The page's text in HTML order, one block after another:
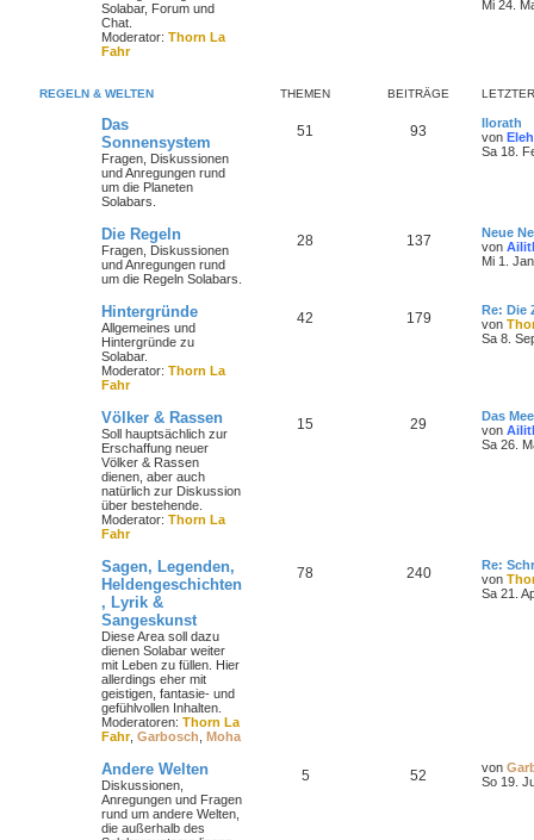
Solabar, Forum und
Chat.
Moderator: Thorn La
Fahr
Mi 24.
REGELN & WELTEN THEMEN BEITRÄGE
Das
Sonnensystem
Fragen, Diskussionen
und Anregungen rund
um die Planeten
Solabars.
51 93
Ilorath
von
Sa 18.
Die Regeln
Fragen, Diskussionen
und Anregungen rund
um die Regeln Solabars.
28 137
Neue
von
Mi 1.
Hintergründe
Allgemeines und
Hintergründe zu
Solabar.
Moderator: Thorn La
Fahr
42 179
Re: Die
von
Sa 8.
Völker & Rassen
Soll hauptsächlich zur
Erschaffung neuer
Völker & Rassen
dienen, aber auch
natürlich zur Diskussion
über bestehende.
Moderator: Thorn La
Fahr
15 29
Das
von
Sa 26.
Sagen, Legenden,
Heldengeschichten
, Lyrik &
Sangeskunst
Diese Area soll dazu
dienen Solabar weiter
mit Leben zu füllen. Hier
allerdings eher mit
geistigen, fantasie- und
gefühlvollen Inhalten.
Moderatoren: Thorn La
Fahr, Garbosch Moha
78 240
Re:
von
Sa 21.
Andere Welten
Diskussionen,
Anregungen und Fragen
rund um andere Welten,
die außerhalb des
5 52 von
So 19.